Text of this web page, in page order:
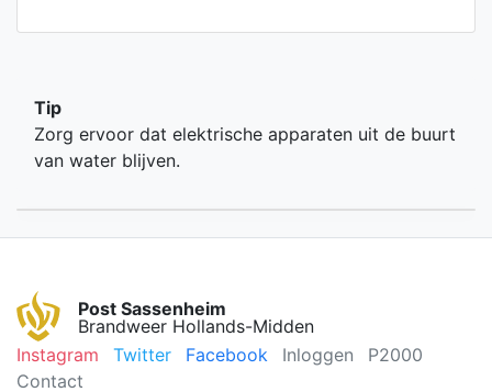
Tip
Zorg ervoor dat elektrische apparaten uit de buurt
van water blijven.
Post Sassenheim
Brandweer Hollands-Midden
Instagram
Twitter Facebook Inloggen
P2000
Contact